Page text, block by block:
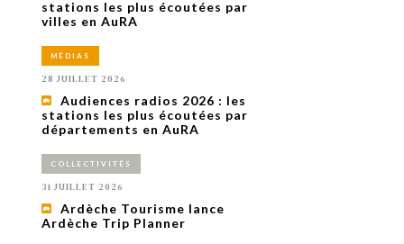
de
sur
1 AN
stations les plus écoutées par
villes en AuRA
MÉDIAS
28 JUILLET 2026
Audiences radios 2026 : les
stations les plus écoutées par
départements en AuRA
COLLECTIVITÉS
31 JUILLET 2026
Ardèche Tourisme lance
Ardèche Trip Planner